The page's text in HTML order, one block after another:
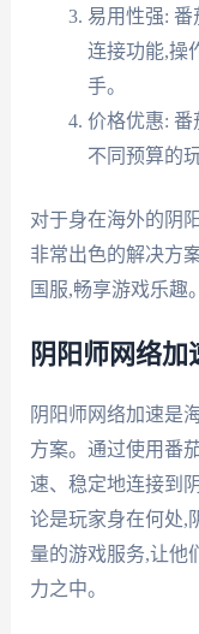
易用性强:
连接功能,操
手。
价格优惠: 番
不同预算的
对于身在海外的阴
非常出色的解决方
国服,畅享游戏乐趣。
阴阳师网络加
阴阳师网络加速是
方案。通过使用番
速、稳定地连接到
论是玩家身在何处,
量的游戏服务,让他
力之中。